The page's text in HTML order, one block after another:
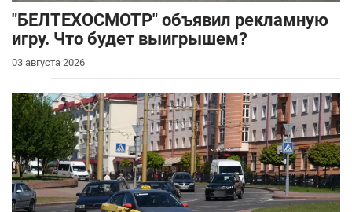
"БЕЛТЕХОСМОТР" объявил рекламную
игру. Что будет выигрышем?
03 августа 2026